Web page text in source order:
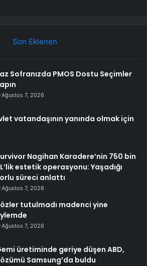
Son Eklenen
Sofranızda PMOS Dostu Seçimler
Ağustos 7, 2026
vatandaşının yanında olmak için
Nagihan Karadere’nin 750 bin
estetik operasyonu: Yaşadığı
süreci anlattı
Ağustos 7, 2026
tutulmadı madenci yine
Ağustos 7, 2026
üretiminde geriye düşen ABD,
Samsung’da buldu